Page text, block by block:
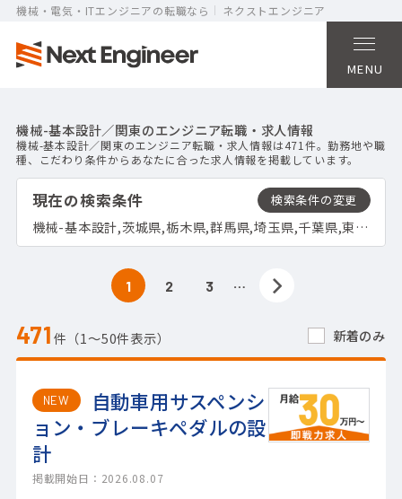
機械・電気・ITエンジニアの転職なら ネクストエンジニア
MENU
機械-基本設計／関東のエンジニア転職・求人情報
機械-基本設計／関東のエンジニア転職・求人情報は471件。勤務地や職
種、こだわり条件からあなたに合った求人情報を掲載しています。
現在の検索条件
機械-基本設計,茨城県,栃木県,群馬県,埼玉県,千葉県,東京都,神奈川県
471件（1〜50件表示） 新着のみ
1 2 3 …
NEW
自動車用サスペンシ
ョン・ブレーキペダルの設
計
掲載開始日：2026.08.07